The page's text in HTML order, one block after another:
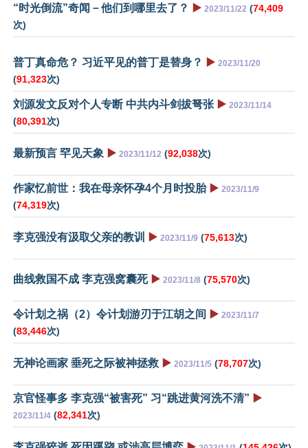
“时光倒流”奇闻－他们到哪里去了？ ▶️ 2023/11/22 (74,409
次)
普丁真命危？ 习近平见的普丁是替身？ ▶️ 2023/11/20
(91,323次)
刘源发文反对个人专断 中共内斗剑拔弩张 ▶️ 2023/11/14
(80,391次)
最新预言 罕见天象 ▶️ 2023/11/12 (92,038次)
作家忆前世：我在母亲怀孕4个月时投胎 ▶️ 2023/11/9
(74,319次)
李克强没有汲取父亲的教训 ▶️ 2023/11/9 (75,613次)
曲线救国不成 李克强窝囊死 ▶️ 2023/11/8 (75,570次)
令计划之祸（2）令计划游刃于江胡之间 ▶️ 2023/11/7
(83,446次)
无神论画家 垂死之际被神拯救 ▶️ 2023/11/5 (78,707次)
京官怪事多 李克强“被害死” 习“跳进黄河洗不清” ▶️
2023/11/4 (82,341次)